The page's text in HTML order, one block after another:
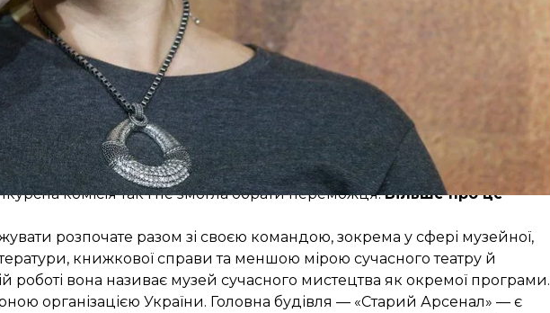
із 2016 року. Вона була однією з дев’яти претендентів на посаду
комісія так і не змогла обрати переможця.Більше про це
розпочате разом зі своєю командою, зокрема у сфері музейної,
книжкової справи та меншою мірою сучасного театру й
вона називає музей сучасного мистецтва як окремої програми.
організацією України. Головна будівля — «Старий Арсенал» — є